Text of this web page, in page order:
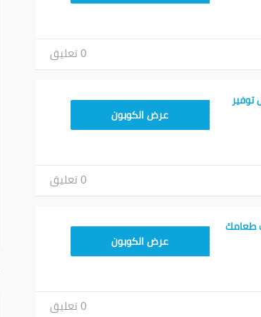
0 تعليق
عرض الكوبون
0 تعليق
2026 لطلب طعامك
عرض الكوبون
0 تعليق